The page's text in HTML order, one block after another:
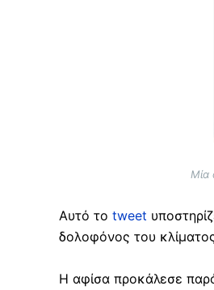
Μία
Αυτό το tweet
δολοφόνος του
Η αφίσα προκάλεσε